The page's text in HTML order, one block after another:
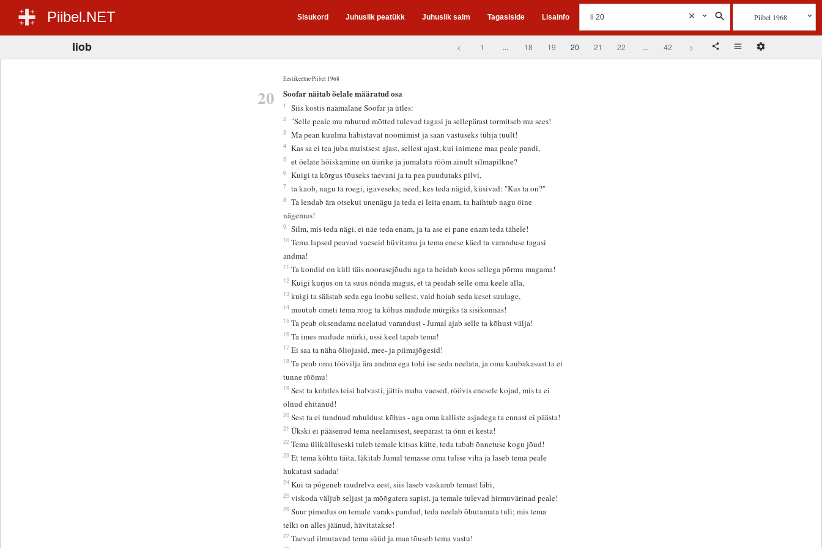
Piibel.NET Sisukord Juhuslik peatükk Juhuslik salm Tagasiside Lisainfo Piibel 1968
Iiob < 1 ... 18 19 20 21 22 ... 42 >
Eestikeelne Piibel 1968
20 Soofar näitab õelale määratud osa
1 Siis kostis naamalane Soofar ja ütles:
2 "Selle peale mu rahutud mõtted tulevad tagasi ja sellepärast tormitseb mu sees!
3 Ma pean kuulma häbistavat noomimist ja saan vastuseks tühja tuult!
4 Kas sa ei tea juba muistsest ajast, sellest ajast, kui inimene maa peale pandi,
5 et õelate hõiskamine on üürike ja jumalatu rõõm ainult silmapilkne?
6 Kuigi ta kõrgus tõuseks taevani ja ta pea puudutaks pilvi,
7 ta kaob, nagu ta roegi, igaveseks; need, kes teda nägid, küsivad: "Kus ta on?"
8
Ta lendab ära otsekui unenägu ja teda ei leita enam, ta haihtub nagu öine
nägemus!
9 Silm, mis teda nägi, ei näe teda enam, ja ta ase ei pane enam teda tähele!
10 Tema lapsed peavad vaeseid hüvitama ja tema enese käed ta varanduse tagasi
andma!
11 Ta kondid on küll täis noorusejõudu aga ta heidab koos sellega põrmu magama!
12 Kuigi kurjus on ta suus nõnda magus, et ta peidab selle oma keele alla,
13 kuigi ta säästab seda ega loobu sellest, vaid hoiab seda keset suulage,
14 muutub ometi tema roog ta kõhus madude mürgiks ta sisikonnas!
15 Ta peab oksendama neelatud varandust - Jumal ajab selle ta kõhust välja!
16 Ta imes madude mürki, ussi keel tapab tema!
17 Ei saa ta näha õliojasid, mee- ja piimajõgesid!
18 Ta peab oma töövilja ära andma ega tohi ise seda neelata, ja oma kaubakasust ta ei
tunne rõõmu!
19 Sest ta kohtles teisi halvasti, jättis maha vaesed, röövis enesele kojad, mis ta ei
olnud ehitanud!
20 Sest ta ei tundnud rahuldust kõhus - aga oma kalliste asjadega ta ennast ei päästa!
21 Ükski ei pääsenud tema neelamisest, seepärast ta õnn ei kesta!
22 Tema ülikülluseski tuleb temale kitsas kätte, teda tabab õnnetuse kogu jõud!
23 Et tema kõhtu täita, läkitab Jumal temasse oma tulise viha ja laseb tema peale
hukatust sadada!
24 Kui ta põgeneb raudrelva eest, siis laseb vaskamb temast läbi,
25 viskoda väljub seljast ja mõõgatera sapist, ja temale tulevad hirmuvärinad peale!
26 Suur pimedus on temale varaks pandud, teda neelab õhutamata tuli; mis tema
telki on alles jäänud, hävitatakse!
27 Taevad ilmutavad tema süüd ja maa tõuseb tema vastu!